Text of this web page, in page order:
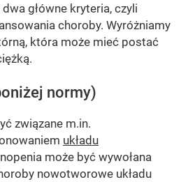
główne kryteria, czyli
choroby. Wyróżniamy
która może mieć postać
normy)
związane m.in.
układu
może być wywołana
nowotworowe układu